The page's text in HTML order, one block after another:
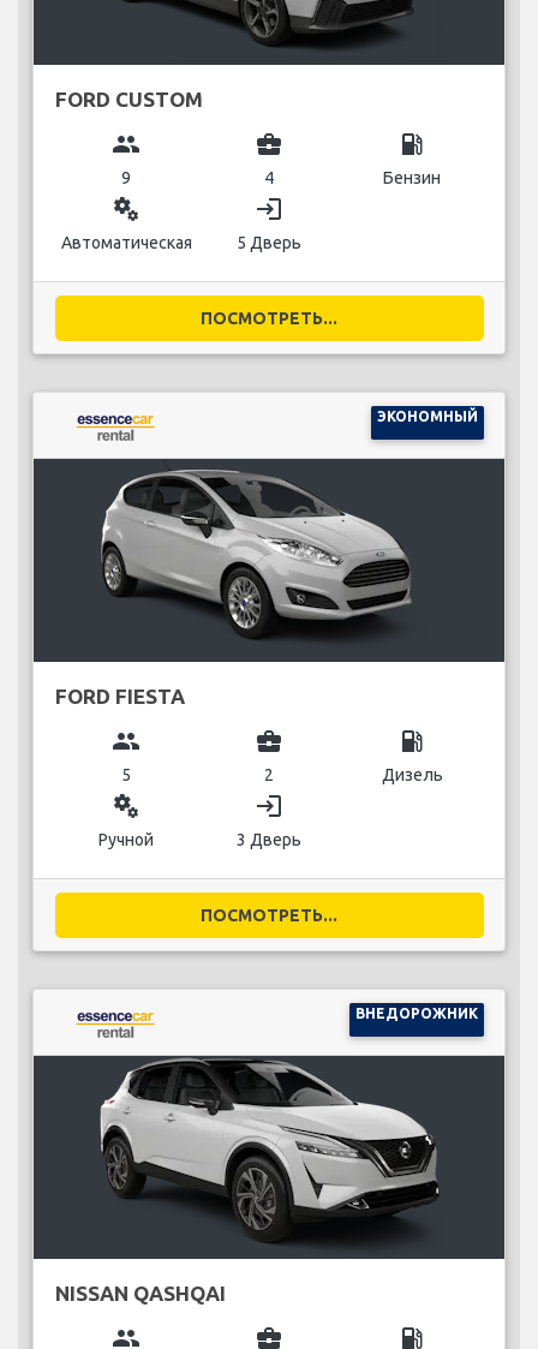
FORD CUSTOM
group
9
business_center
4
local_gas_station
Бензин
miscellaneous_services
Автоматическая
login
5 Дверь
ПОСМОТРЕТЬ...
ЭКОНОМНЫЙ
FORD FIESTA
group
5
business_center
2
local_gas_station
Дизель
miscellaneous_services
Ручной
login
3 Дверь
ПОСМОТРЕТЬ...
ВНЕДОРОЖНИК
NISSAN QASHQAI
group business_center local_gas_station